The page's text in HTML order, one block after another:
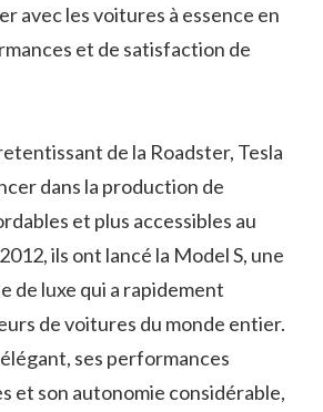
avec les voitures à essence en
et de satisfaction de
de la Roadster, Tesla
dans la production de
et plus accessibles au
ils ont lancé la Model S, une
de luxe qui a rapidement
de voitures du monde entier.
ses performances
et son autonomie considérable,